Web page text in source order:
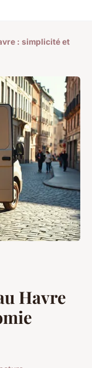
: simplicité et
Havre